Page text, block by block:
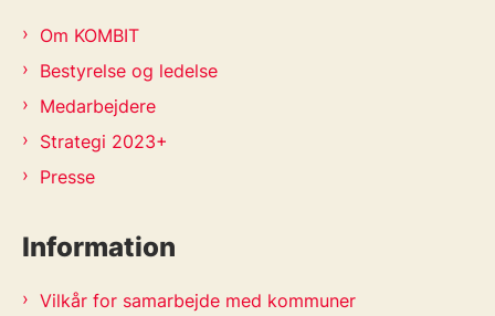
Om KOMBIT
Bestyrelse og ledelse
Medarbejdere
Strategi 2023+
Presse
Information
Vilkår for samarbejde med kommuner